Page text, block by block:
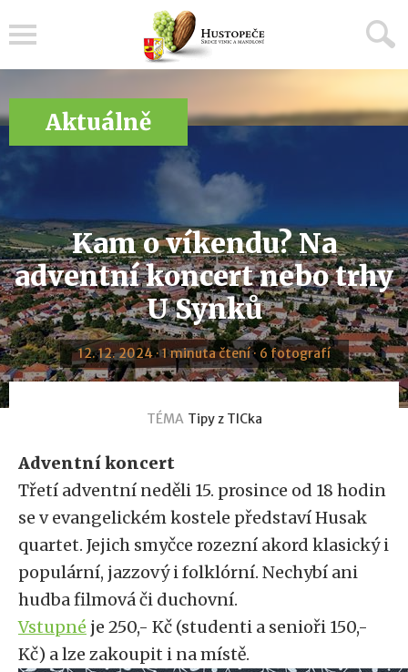
Aktuálně
Kam o víkendu? Na
adventní koncert nebo trhy
U Synků
12. 12. 2024 · 1 minuta čtení · 6 fotografí
TÉMA Tipy z TICka
Adventní koncert
Třetí adventní neděli 15. prosince od 18 hodin
se v evangelickém kostele představí Husak
quartet. Jejich smyčce rozezní akord klasický i
populární, jazzový i folklórní. Nechybí ani
hudba filmová či duchovní.
Vstupné je 250,- Kč (studenti a senioři 150,-
Kč) a lze zakoupit i na místě.